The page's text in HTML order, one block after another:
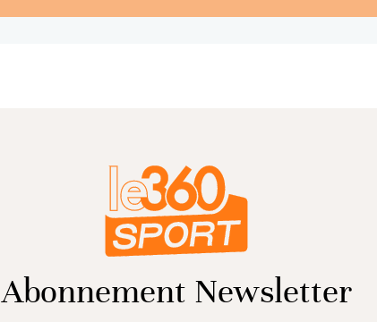
Abonnement Newsletter